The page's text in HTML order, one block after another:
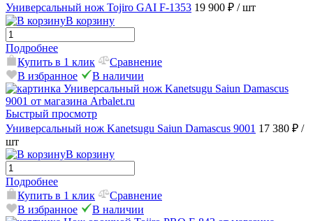
Универсальный нож Tojiro GAI F-1353 19 900 ₽ / шт
В корзину
Подробнее
Купить в 1 клик
Сравнение
В избранное
В наличии
Быстрый просмотр
Универсальный нож Kanetsugu Saiun Damascus 9001 17 380 ₽ /
шт
В корзину
Подробнее
Купить в 1 клик
Сравнение
В избранное
В наличии